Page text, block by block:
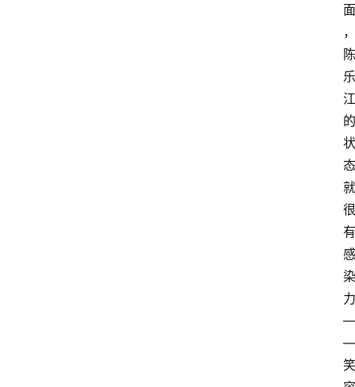
面
，
陈
乐
江
的
状
态
就
很
有
感
染
力
—
—
笑